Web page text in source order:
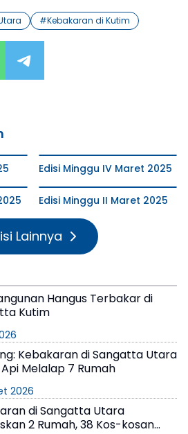
#Kebakaran di Kutim
Edisi Minggu IV Maret 2025
Edisi Minggu II Maret 2025
Lainnya
Hangus Terbakar di
Kutim
Kebakaran di Sangatta Utara
Melalap 7 Rumah
2026
di Sangatta Utara
2 Rumah, 38 Kos-kosan